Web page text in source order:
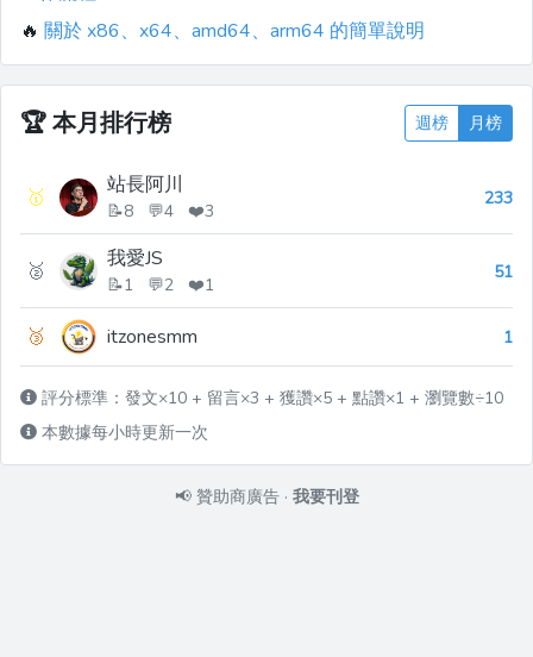
🔥 關於 x86、x64、amd64、arm64 的簡單說明
🏆本月排行榜 週榜 月榜
🥇 站長阿川
📝8 💬4 ❤️3
233
🥈 我愛JS
📝1 💬2 ❤️1
51
🥉 itzonesmm 1
評分標準：發文×10 + 留言×3 + 獲讚×5 + 點讚×1 + 瀏覽數÷10
本數據每小時更新一次
📢 贊助商廣告 · 我要刊登